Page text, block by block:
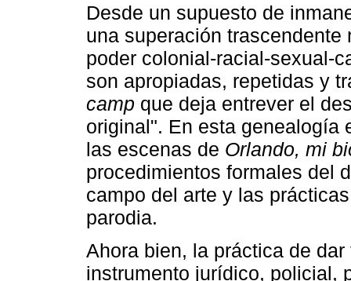
Desde un supuesto de
una superación
poder colonial-racial-sexual-
son apropiadas, repetidas y
camp que deja entrever el
original". En esta genealogía
las escenas de Orlando, mi
procedimientos formales del
campo del arte y las
parodia.
Ahora bien, la práctica de
instrumento jurídico, policial,